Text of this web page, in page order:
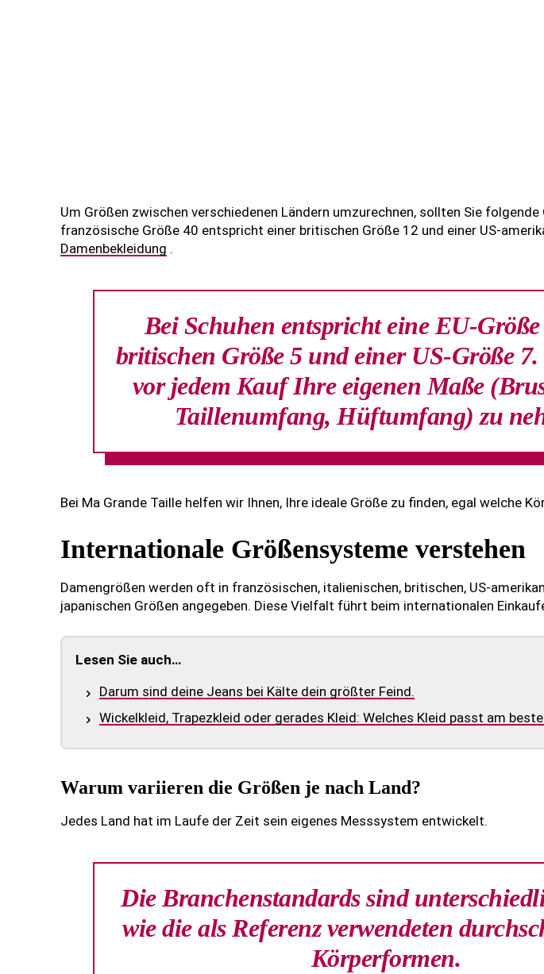
Um Größen zwischen verschiedenen Ländern umzurechnen, sollten Sie folgende
französische Größe 40 entspricht einer britischen Größe 12 und einer US-
Damenbekleidung .
Bei Schuhen entspricht eine EU-
britischen Größe 5 und einer US-Größe
vor jedem Kauf Ihre eigenen Maße
Taillenumfang, Hüftumfang) zu
Bei Ma Grande Taille helfen wir Ihnen, Ihre ideale Größe zu finden, egal welche
Internationale Größensysteme verstehen
Damengrößen werden oft in französischen, italienischen, britischen, US-
japanischen Größen angegeben. Diese Vielfalt führt beim internationalen
Lesen Sie auch…
Darum sind deine Jeans bei Kälte dein größter Feind.
Wickelkleid, Trapezkleid oder gerades Kleid: Welches Kleid passt am
Warum variieren die Größen je nach Land?
Jedes Land hat im Laufe der Zeit sein eigenes Messsystem entwickelt.
Die Branchenstandards sind
wie die als Referenz verwendeten
Körperformen.